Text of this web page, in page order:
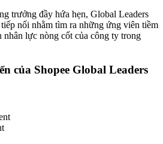
trưởng đầy hứa hẹn, Global Leaders
nối nhằm tìm ra những ứng viên tiềm
nhân lực nòng cốt của công ty trong
của Shopee Global Leaders